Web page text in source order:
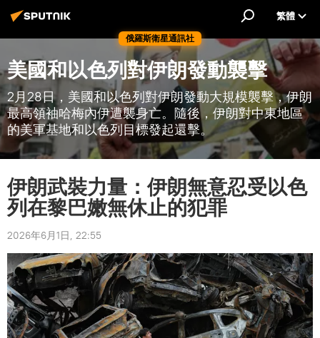
俄羅斯衛星通訊社
繁體
美國和以色列對伊朗發動襲擊
2月28日，美國和以色列對伊朗發動大規模襲擊，伊朗
最高領袖哈梅內伊遭襲身亡。隨後，伊朗對中東地區
的美軍基地和以色列目標發起還擊。
伊朗武裝力量：伊朗無意忍受以色
列在黎巴嫩無休止的犯罪
2026年6月1日, 22:55